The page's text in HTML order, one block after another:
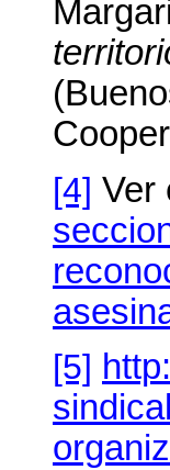
[4] Ver
[5]